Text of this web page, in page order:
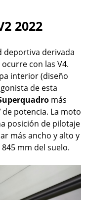
2022
deportiva derivada
con las V4.
interior (diseño
de esta
más
de potencia. La moto
posición de pilotaje
más ancho y alto y
mm del suelo.